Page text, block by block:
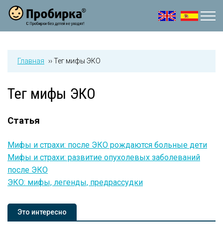
Jump to navigation
Главная ››Тег мифы ЭКО
Тег мифы ЭКО
Статья
Мифы и страхи: после ЭКО рождаются больные дети
Мифы и страхи: развитие опухолевых заболеваний
после ЭКО
ЭКО: мифы, легенды, предрассудки
Это интересно